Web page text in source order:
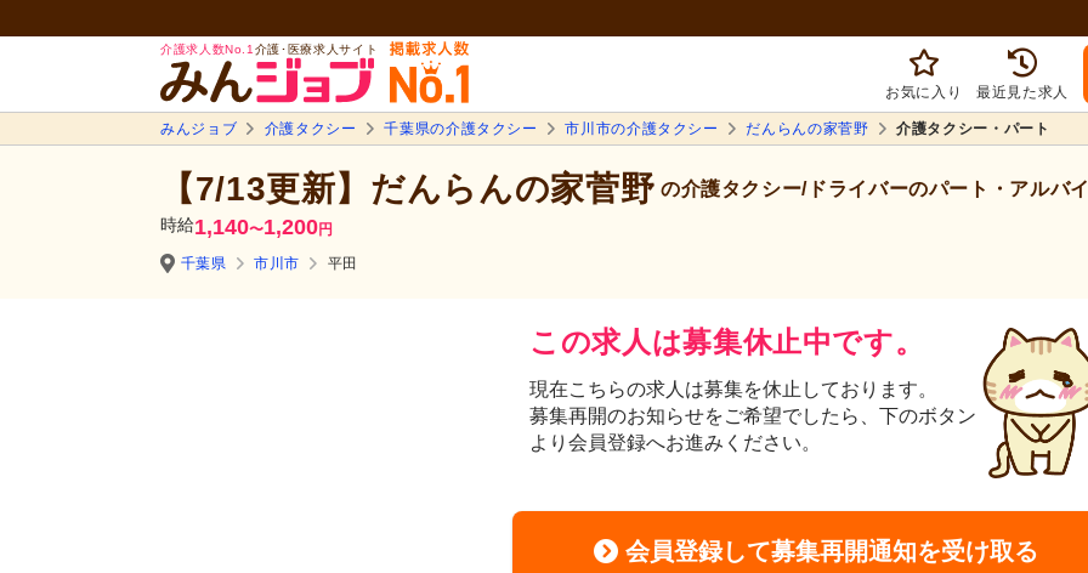
介護求人数No.1 介護･医療求人サイト
お気に入り 最近見た求人
みんジョブ 介護タクシー 千葉県の介護タクシー 市川市の介護タクシー だんらんの家菅野 介護タクシー・パート
【7/13更新】だんらんの家菅野 の介護タクシー/ドライバーのパート・アルバ
時給1,140〜1,200円
千葉県 市川市 平田
この求人は募集休止中です。
現在こちらの求人は募集を休止しております。
募集再開のお知らせをご希望でしたら、下のボタン
より会員登録へお進みください。
会員登録して募集再開通知を受け取る